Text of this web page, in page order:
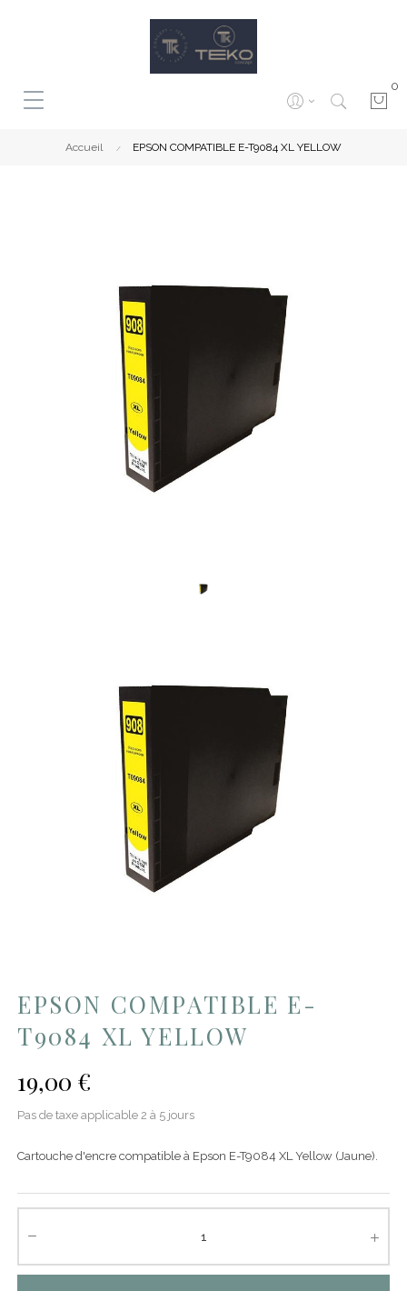
0
Accueil EPSON COMPATIBLE E-T9084 XL YELLOW
EPSON COMPATIBLE E-
T9084 XL YELLOW
19,00 €
Pas de taxe applicable 2 à 5 jours
Cartouche d'encre compatible à Epson E-T9084 XL Yellow (Jaune).